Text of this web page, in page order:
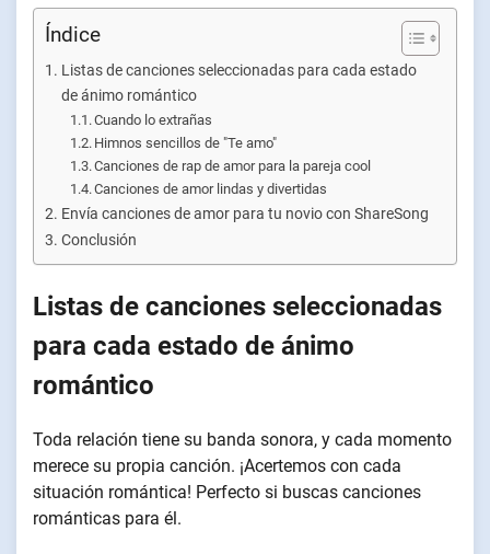
Índice
Listas de canciones seleccionadas para cada estado
de ánimo romántico
Cuando lo extrañas
Himnos sencillos de "Te amo"
Canciones de rap de amor para la pareja cool
Canciones de amor lindas y divertidas
Envía canciones de amor para tu novio con ShareSong
Conclusión
Listas de canciones seleccionadas
para cada estado de ánimo
romántico
Toda relación tiene su banda sonora, y cada momento
merece su propia canción. ¡Acertemos con cada
situación romántica! Perfecto si buscas canciones
románticas para él.